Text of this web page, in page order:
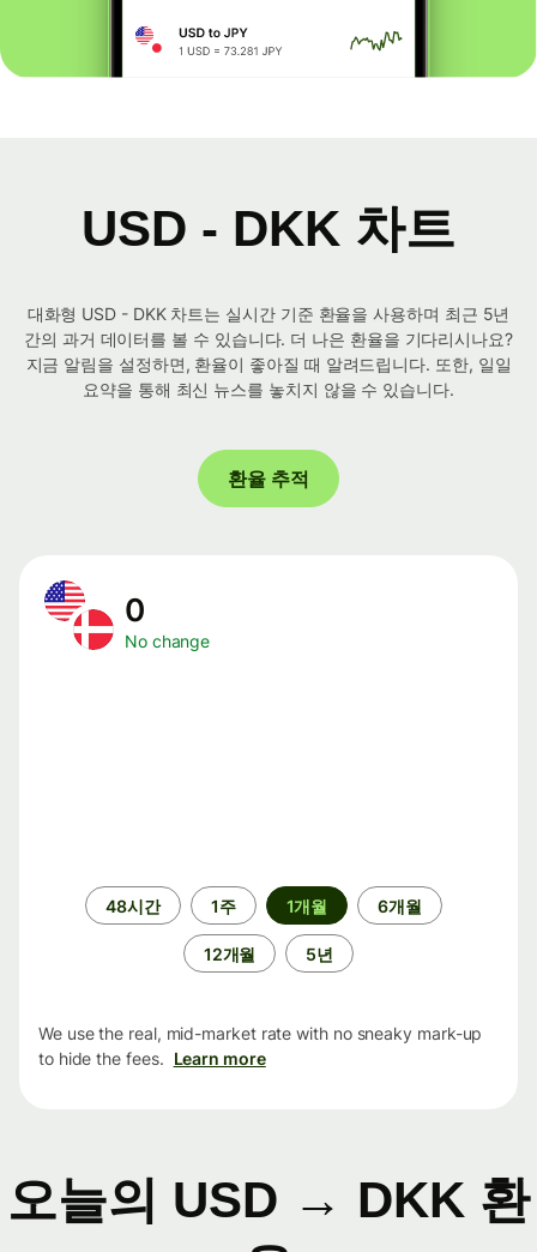
USD - DKK 차트
대화형 USD - DKK 차트는 실시간 기준 환율을 사용하며 최근 5년
간의 과거 데이터를 볼 수 있습니다. 더 나은 환율을 기다리시나요?
지금 알림을 설정하면, 환율이 좋아질 때 알려드립니다. 또한, 일일
요약을 통해 최신 뉴스를 놓치지 않을 수 있습니다.
환율 추적
0
No change
48시간 1주 1개월 6개월
12개월 5년
We use the real, mid-market rate with no sneaky mark-up
to hide the fees. Learn more
오늘의 USD → DKK 환